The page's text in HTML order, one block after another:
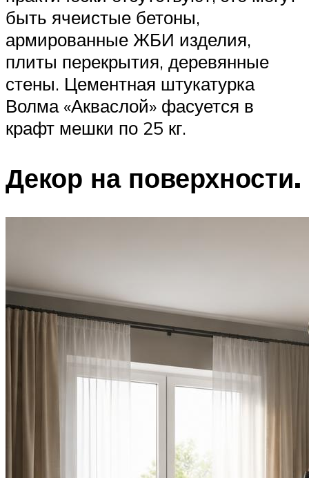
быть ячеистые бетоны,
армированные ЖБИ изделия,
плиты перекрытия, деревянные
стены. Цементная штукатурка
Волма «Акваслой» фасуется в
крафт мешки по 25 кг.
Декор на поверхности.